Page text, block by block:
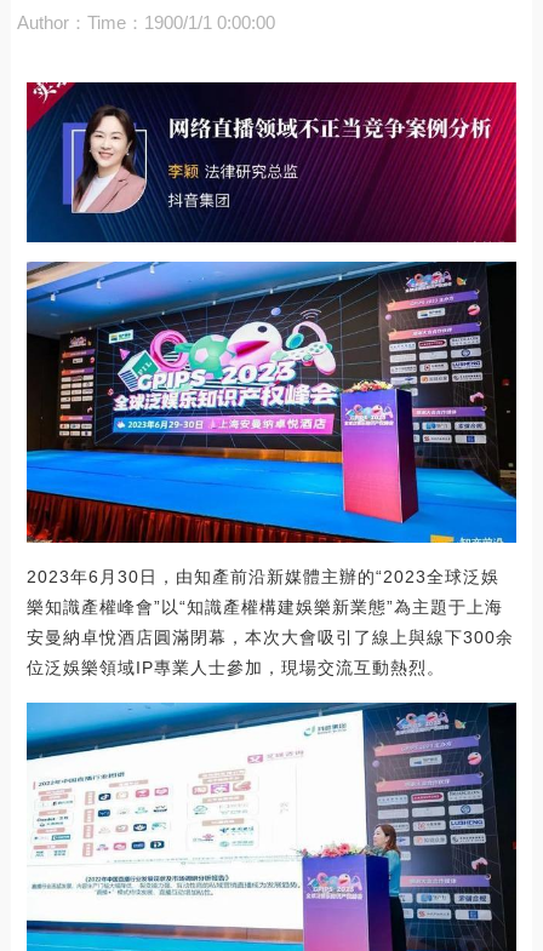
Author： Time：1900/1/1 0:00:00
2023年6月30日，由知產前沿新媒體主辦的“2023全球泛娛
樂知識產權峰會”以“知識產權構建娛樂新業態”為主題于上海
安曼納卓悅酒店圓滿閉幕，本次大會吸引了線上與線下300余
位泛娛樂領域IP專業人士參加，現場交流互動熱烈。